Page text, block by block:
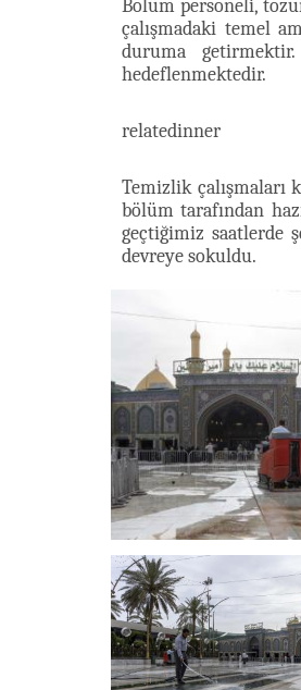
Bölüm personeli,
çalışmadaki temel
duruma
hedeflenmektedir.
relatedinner
Temizlik çalışmaları
bölüm tarafından
geçtiğimiz saatlerde
devreye sokuldu.